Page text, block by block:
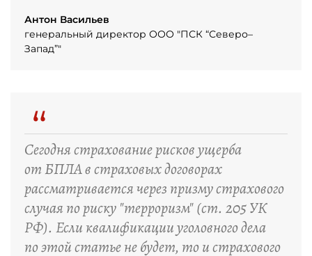
Антон Васильев
генеральный директор ООО "ПСК “Северо–
Запад”"
“
Сегодня страхование рисков ущерба
от БПЛА в страховых договорах
рассматривается через призму страхового
случая по риску "терроризм" (ст. 205 УК
РФ). Если квалификации уголовного дела
по этой статье не будет, то и страхового